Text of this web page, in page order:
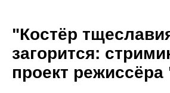
"Костёр
загорится:
проект